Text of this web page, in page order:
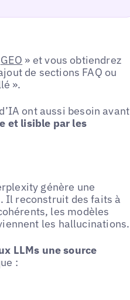
GEO » et vous obtiendrez
de sections FAQ ou
».
ont aussi besoin avant
et lisible par les
génère une
Il reconstruit des faits à
les modèles
les hallucinations.
LLMs une source
: